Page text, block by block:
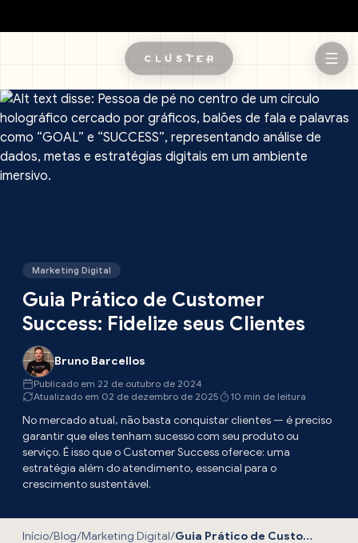
Pular para o conteúdo principal
Marketing Digital
Guia Prático de Customer
Success: Fidelize seus Clientes
Bruno Barcellos
Publicado em 22 de outubro de 2024
Atualizado em 02 de dezembro de 2025
10 min de leitura
No mercado atual, não basta conquistar clientes — é preciso
garantir que eles tenham sucesso com seu produto ou
serviço. É isso que o Customer Success oferece: uma
estratégia além do atendimento, essencial para o
crescimento sustentável.
Início/Blog/Marketing Digital/ Guia Prático de Customer Success: Fidelize seus Clientes